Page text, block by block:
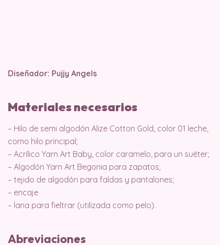
Diseñador: Pujjy Angels
Materiales necesarios
– Hilo de semi algodón Alize Cotton Gold, color 01 leche,
como hilo principal;
– Acrílico Yarn Art Baby, color caramelo, para un suéter;
– Algodón Yarn Art Begonia para zapatos;
– tejido de algodón para faldas y pantalones;
– encaje
– lana para fieltrar (utilizada como pelo).
Abreviaciones